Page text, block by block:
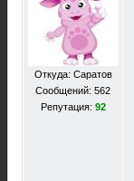
Откуда: Саратов
Сообщений: 562
Репутация: 92